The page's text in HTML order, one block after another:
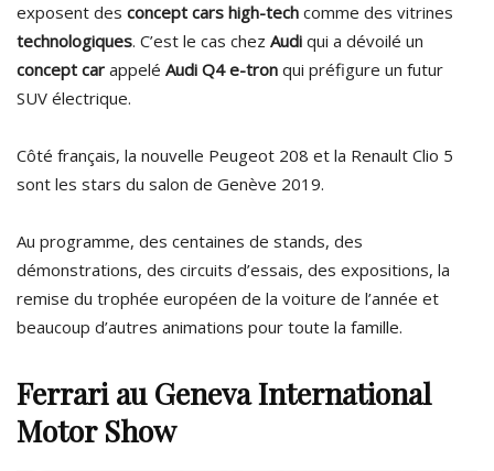
exposent des concept cars high-tech comme des vitrines
technologiques. C’est le cas chez Audi qui a dévoilé un
concept car appelé Audi Q4 e-tron qui préfigure un futur
SUV électrique.
Côté français, la nouvelle Peugeot 208 et la Renault Clio 5
sont les stars du salon de Genève 2019.
Au programme, des centaines de stands, des
démonstrations, des circuits d’essais, des expositions, la
remise du trophée européen de la voiture de l’année et
beaucoup d’autres animations pour toute la famille.
Ferrari au Geneva International
Motor Show